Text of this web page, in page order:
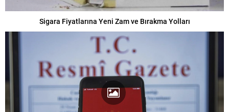
Sigara Fiyatlarına Yeni Zam ve Bırakma Yolları